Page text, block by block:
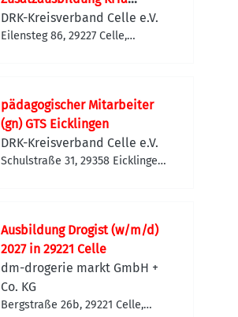
"Regenbogenland"
DRK-Kreisverband Celle e.V.
Eilensteg 86, 29227 Celle,
pädagogischer Mitarbeiter
(gn) GTS Eicklingen
DRK-Kreisverband Celle e.V.
Schulstraße 31, 29358 Eicklingen,
Ausbildung Drogist (w/m/d)
2027 in 29221 Celle
dm-drogerie markt GmbH +
Co. KG
Bergstraße 26b, 29221 Celle,